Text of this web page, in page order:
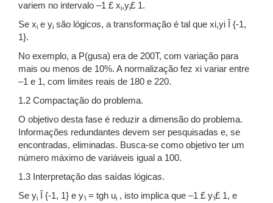
variem no intervalo –1 £ xi,yi£ 1.
Se xi e yi são lógicos, a transformação é tal que xi,yi Î {-1,
1}.
No exemplo, a P(gusa) era de 200T, com variação para
mais ou menos de 10%. A normalização fez xi variar entre
–1 e 1, com limites reais de 180 e 220.
1.2 Compactação do problema.
O objetivo desta fase é reduzir a dimensão do problema.
Informações redundantes devem ser pesquisadas e, se
encontradas, eliminadas. Busca-se como objetivo ter um
número máximo de variáveis igual a 100.
1.3 Interpretação das saídas lógicas.
Se yi Î {-1, 1} e y’i = tgh ui , isto implica que –1 £ y’i£ 1, e